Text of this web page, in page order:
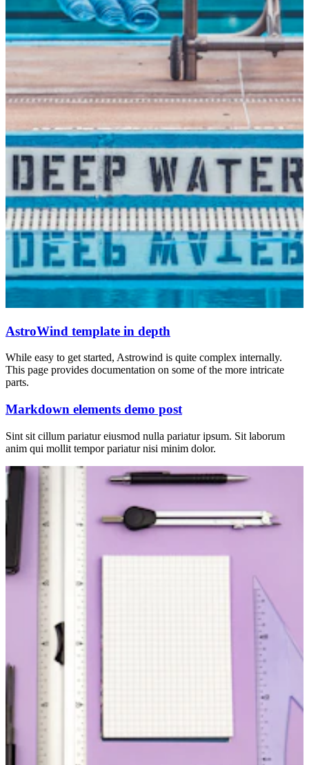
AstroWind template in depth
While easy to get started, Astrowind is quite complex internally.
This page provides documentation on some of the more intricate
parts.
Markdown elements demo post
Sint sit cillum pariatur eiusmod nulla pariatur ipsum. Sit laborum
anim qui mollit tempor pariatur nisi minim dolor.